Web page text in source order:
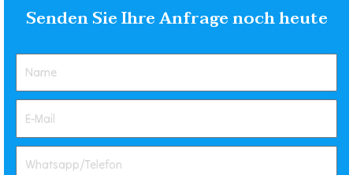
Senden Sie Ihre Anfrage noch heute